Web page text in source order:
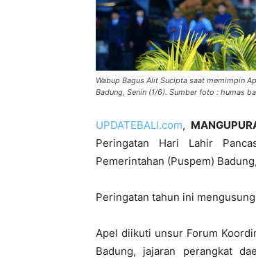
Wabup Bagus Alit Sucipta saat memimpin
Badung, Senin (1/6). Sumber foto : humas
UPDATEBALI.com,
Peringatan Hari Lahir
Pemerintahan (Puspem)
Peringatan tahun ini
Apel diikuti unsur Forum
Badung, jajaran perangkat